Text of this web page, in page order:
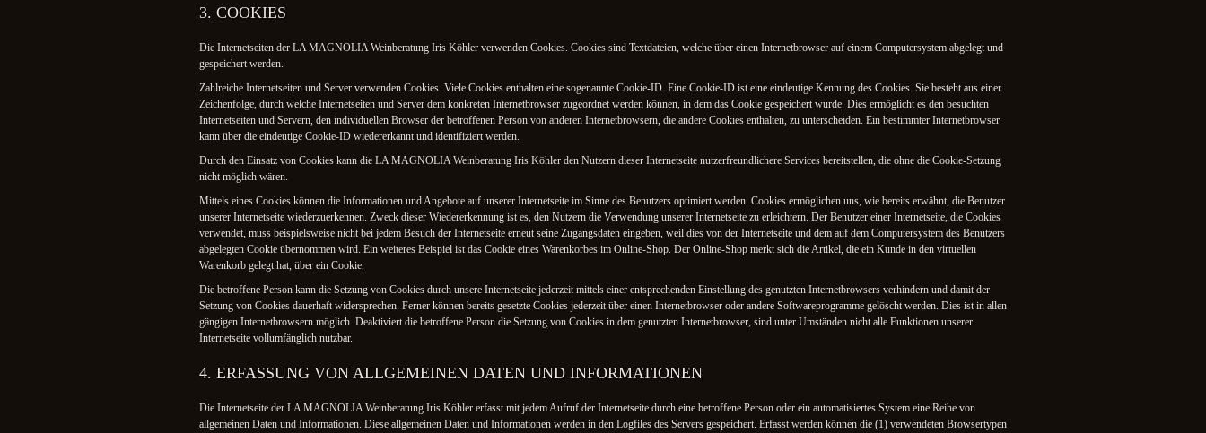
3. COOKIES
Die Internetseiten der LA MAGNOLIA Weinberatung Iris Köhler verwenden Cookies. Cookies sind Textdateien, welche über einen Internetbrowser auf einem Computersystem abgelegt und
gespeichert werden.
Zahlreiche Internetseiten und Server verwenden Cookies. Viele Cookies enthalten eine sogenannte Cookie-ID. Eine Cookie-ID ist eine eindeutige Kennung des Cookies. Sie besteht aus einer
Zeichenfolge, durch welche Internetseiten und Server dem konkreten Internetbrowser zugeordnet werden können, in dem das Cookie gespeichert wurde. Dies ermöglicht es den besuchten
Internetseiten und Servern, den individuellen Browser der betroffenen Person von anderen Internetbrowsern, die andere Cookies enthalten, zu unterscheiden. Ein bestimmter Internetbrowser
kann über die eindeutige Cookie-ID wiedererkannt und identifiziert werden.
Durch den Einsatz von Cookies kann die LA MAGNOLIA Weinberatung Iris Köhler den Nutzern dieser Internetseite nutzerfreundlichere Services bereitstellen, die ohne die Cookie-Setzung
nicht möglich wären.
Mittels eines Cookies können die Informationen und Angebote auf unserer Internetseite im Sinne des Benutzers optimiert werden. Cookies ermöglichen uns, wie bereits erwähnt, die Benutzer
unserer Internetseite wiederzuerkennen. Zweck dieser Wiedererkennung ist es, den Nutzern die Verwendung unserer Internetseite zu erleichtern. Der Benutzer einer Internetseite, die Cookies
verwendet, muss beispielsweise nicht bei jedem Besuch der Internetseite erneut seine Zugangsdaten eingeben, weil dies von der Internetseite und dem auf dem Computersystem des Benutzers
abgelegten Cookie übernommen wird. Ein weiteres Beispiel ist das Cookie eines Warenkorbes im Online-Shop. Der Online-Shop merkt sich die Artikel, die ein Kunde in den virtuellen
Warenkorb gelegt hat, über ein Cookie.
Die betroffene Person kann die Setzung von Cookies durch unsere Internetseite jederzeit mittels einer entsprechenden Einstellung des genutzten Internetbrowsers verhindern und damit der
Setzung von Cookies dauerhaft widersprechen. Ferner können bereits gesetzte Cookies jederzeit über einen Internetbrowser oder andere Softwareprogramme gelöscht werden. Dies ist in allen
gängigen Internetbrowsern möglich. Deaktiviert die betroffene Person die Setzung von Cookies in dem genutzten Internetbrowser, sind unter Umständen nicht alle Funktionen unserer
Internetseite vollumfänglich nutzbar.
4. ERFASSUNG VON ALLGEMEINEN DATEN UND INFORMATIONEN
Die Internetseite der LA MAGNOLIA Weinberatung Iris Köhler erfasst mit jedem Aufruf der Internetseite durch eine betroffene Person oder ein automatisiertes System eine Reihe von
allgemeinen Daten und Informationen. Diese allgemeinen Daten und Informationen werden in den Logfiles des Servers gespeichert. Erfasst werden können die (1) verwendeten Browsertypen